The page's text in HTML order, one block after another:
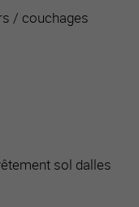
/ couchages
sol dalles